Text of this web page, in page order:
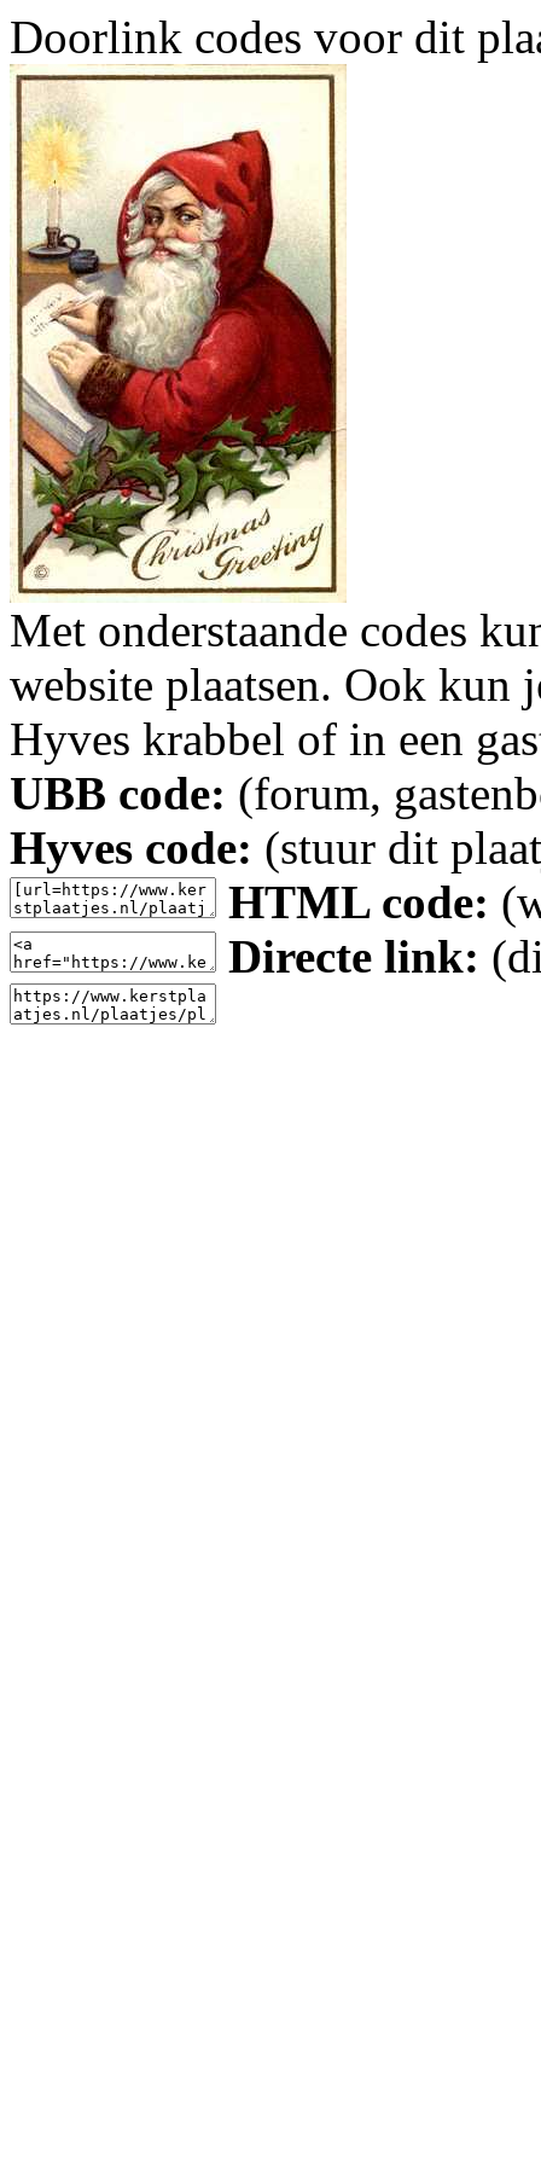
Doorlink codes voor dit
Met onderstaande codes
website plaatsen. Ook kun
Hyves krabbel of in een
UBB code: (forum,
Hyves code: (stuur dit
HTML code:
Directe link: